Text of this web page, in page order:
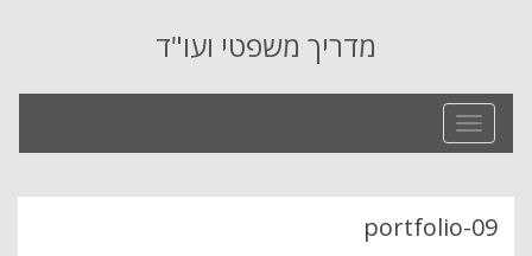
מדריך משפטי ועו"ד
Toggle
navigation
portfolio-09